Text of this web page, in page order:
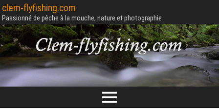
clem-flyfishing.com
Passionné de pêche à la mouche, nature et photographie